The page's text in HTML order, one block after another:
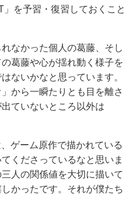
を予習・復習しておくこと
なかった個人の葛藤、そし
葛藤や心が揺れ動く様子を
ないかなと思っています。
から一瞬たりとも目を離さ
ていないところ以外は
ゲーム原作で描かれている
くださっているなと思いま
人の関係値を大切に描いて
かったです。それが僕たち